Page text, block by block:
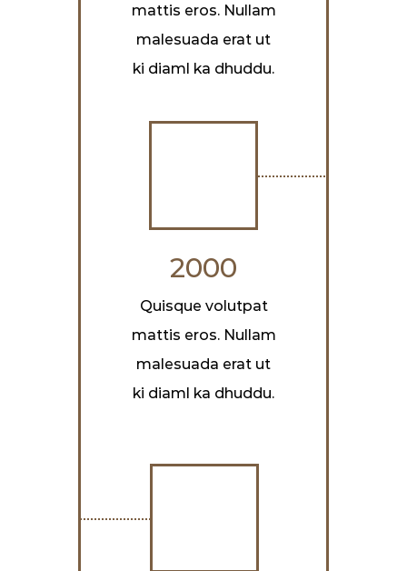
mattis eros. Nullam
malesuada erat ut
ki diaml ka dhuddu.
2000
Quisque volutpat
mattis eros. Nullam
malesuada erat ut
ki diaml ka dhuddu.